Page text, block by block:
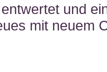
und
mit neuem